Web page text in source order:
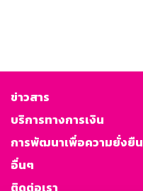
ข่าวสาร
บริการทางการเงิน
การพัฒนาเพื่อความยั่งยืน
อื่นๆ